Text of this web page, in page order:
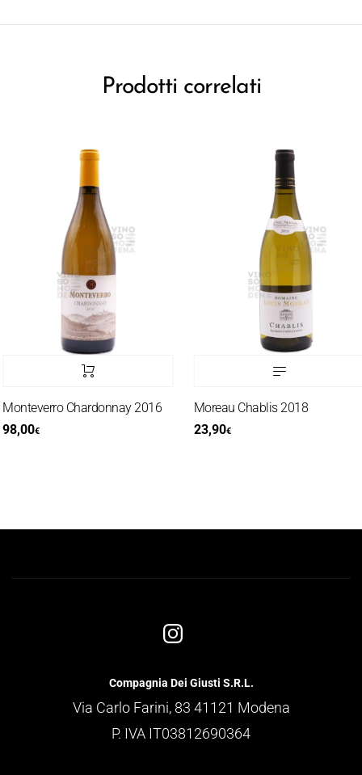
Prodotti correlati
Chardonnay 2016
€
Moreau Chablis 2018
23,90€
Compagnia Dei Giusti S.R.L.
Via Carlo Farini, 83 41121 Modena
P. IVA IT03812690364